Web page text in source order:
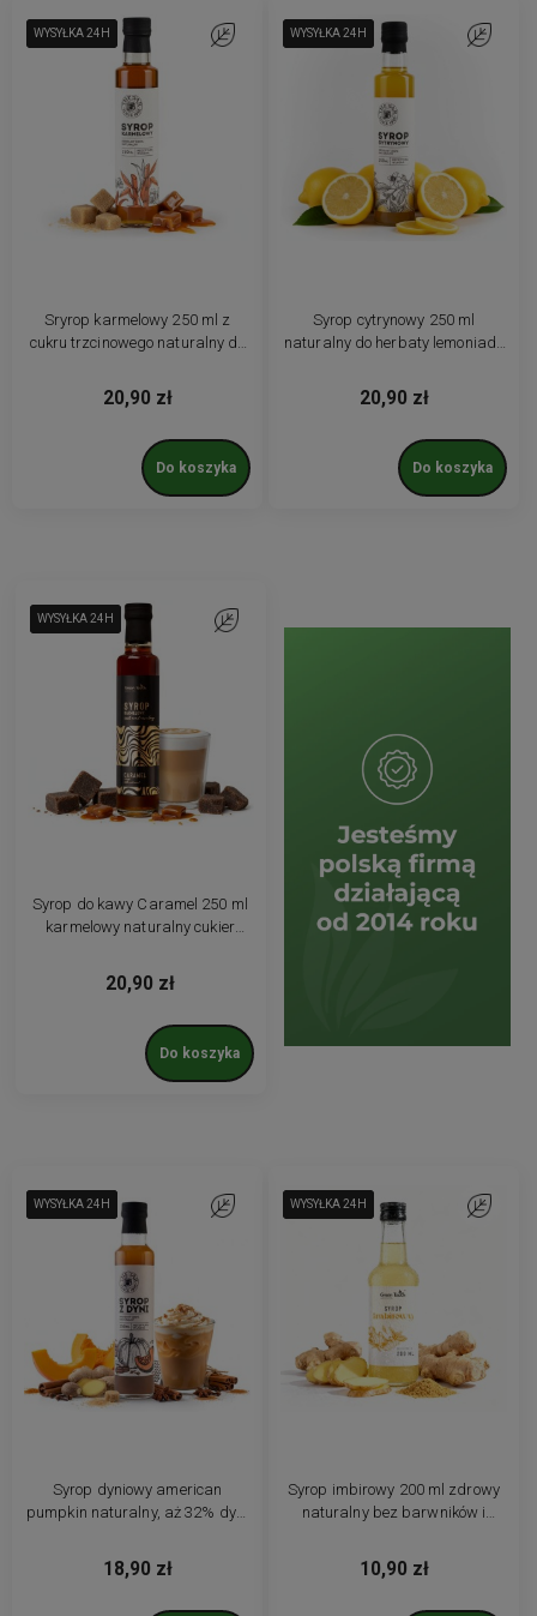
WYSYŁKA 24H
WYSYŁKA 24H
WYSYŁKA 24H
Sryrop karmelowy 250 ml z
cukru trzcinowego naturalny do
20,90 zł
Do koszyka
Do ulubionychWYSYŁKA 24H
WYSYŁKA 24H
WYSYŁKA 24H
Syrop cytrynowy 250 ml
naturalny do herbaty lemoniady
20,90 zł
Do koszyka
Do
WYSYŁKA 24H
WYSYŁKA 24H
WYSYŁKA 24H
Syrop do kawy Caramel 250 ml
karmelowy naturalny cukier
20,90 zł
Do koszyka
Do ulubionych
WYSYŁKA 24H
WYSYŁKA 24H
WYSYŁKA 24H
WYSYŁKA 24H
Syrop dyniowy american
pumpkin naturalny, aż 32% dyni
18,90 zł
Do ulubionychWYSYŁKA 24H
WYSYŁKA 24H
WYSYŁKA 24H
Syrop imbirowy 200 ml zdrowy
naturalny bez barwników i
10,90 zł
Do